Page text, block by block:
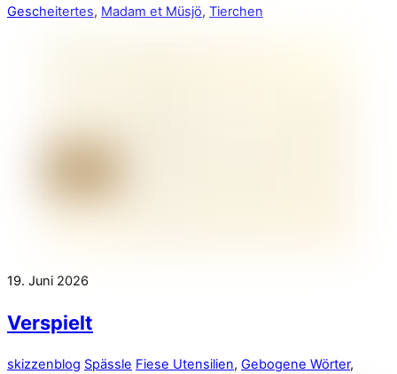
Gescheitertes, Madam et Müsjö, Tierchen
19. Juni 2026
Verspielt
skizzenblog Spässle Fiese Utensilien, Gebogene Wörter,